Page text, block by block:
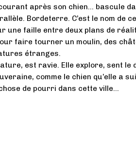
après son chien… bascule
Bordeterre. C’est le nom de
une faille entre deux plans de
faire tourner un moulin, des
étranges.
est ravie. Elle explore, sent
comme le chien qu’elle a
de pourri dans cette ville…